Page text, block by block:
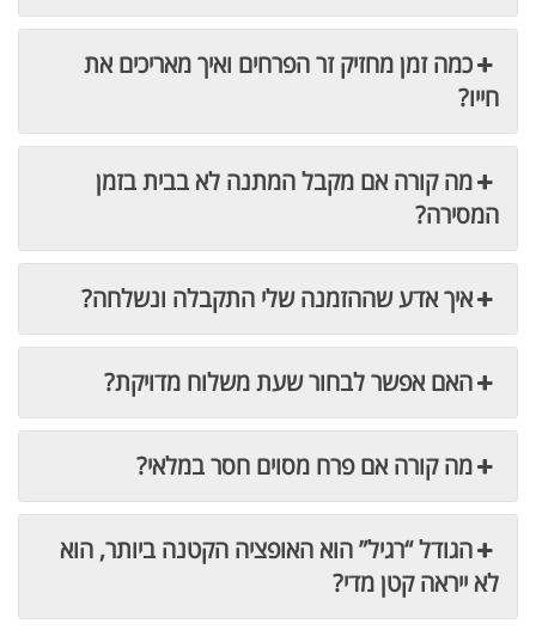
כמה זמן מחזיק זר הפרחים ואיך מאריכים את
חייו?
מה קורה אם מקבל המתנה לא בבית בזמן
המסירה?
איך אדע שההזמנה שלי התקבלה ונשלחה?
האם אפשר לבחור שעת משלוח מדויקת?
מה קורה אם פרח מסוים חסר במלאי?
הגודל “רגיל” הוא האופציה הקטנה ביותר, הוא
לא ייראה קטן מדי?